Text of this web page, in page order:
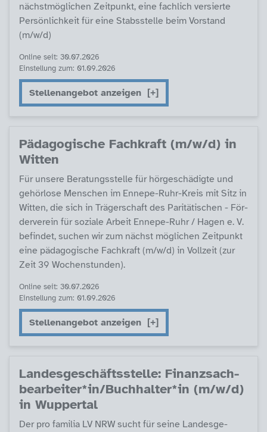
nächst­mög­li­chen Zeit­punkt, ei­ne fach­lich ver­sier­te
Per­sön­lich­keit für ei­ne Stabs­s­tel­le beim Vor­stand
(m/w/d)
Online seit: 30.07.2026
Einstellung zum: 01.09.2026
Stellenangebot anzeigen
Päda­go­gi­sche Fach­kraft (m/w/d) in
Wit­ten
Für un­se­re Be­ra­tungs­s­tel­le für hör­ge­schä­d­ig­te und
ge­hör­lo­se Men­schen im En­ne­pe-Ruhr-Kreis mit Sitz in
Wit­ten, die sich in Trä­ger­schaft des Pa­ri­tä­ti­schen - För­
der­ve­r­ein für so­zia­le Ar­beit En­ne­pe-Ruhr / Ha­gen e. V.
be­fin­det, su­chen wir zum nächst mög­li­chen Zeit­punkt
ei­ne päda­go­gi­sche Fach­kraft (m/w/d) in Voll­zeit (zur
Zeit 39 Wo­chen­stun­den).
Online seit: 30.07.2026
Einstellung zum: 01.09.2026
Stellenangebot anzeigen
Lan­des­ge­schäfts­s­tel­le: Fi­nanz­sach­
be­ar­bei­ter*in/Buch­hal­ter*in (m/w/d)
in Wup­per­tal
Der pro fa­mi­lia LV NRW sucht für sei­ne Lan­des­ge­